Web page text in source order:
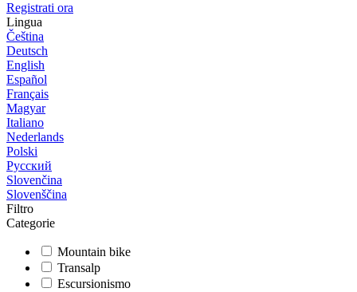
Registrati ora
Lingua
Čeština
Deutsch
English
Español
Français
Magyar
Italiano
Nederlands
Polski
Русский
Slovenčina
Slovenščina
Filtro
Categorie
Mountain bike
Transalp
Escursionismo